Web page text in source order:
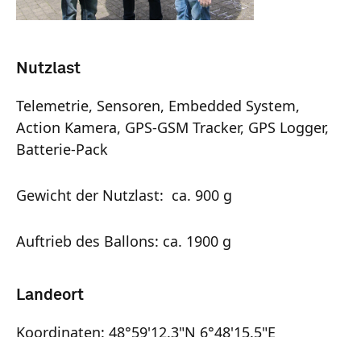
Nutzlast
Telemetrie, Sensoren, Embedded System,
Action Kamera, GPS-GSM Tracker, GPS Logger,
Batterie-Pack
Gewicht der Nutzlast: ca. 900 g
Auftrieb des Ballons: ca. 1900 g
Landeort
Koordinaten: 48°59'12.3"N 6°48'15.5"E